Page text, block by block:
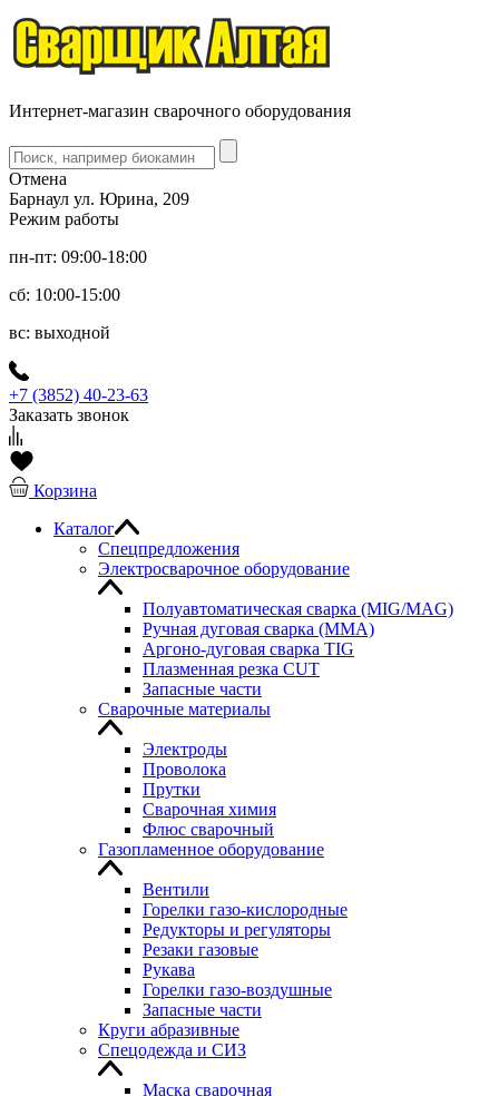
Интернет-магазин сварочного оборудования
Отмена
Барнаул ул. Юрина, 209
Режим работы
пн-пт: 09:00-18:00
сб: 10:00-15:00
вс: выходной
+7 (3852) 40-23-63
Заказать звонок
Корзина
Каталог
Спецпредложения
Электросварочное оборудование
Полуавтоматическая сварка (MIG/MAG)
Ручная дуговая сварка (MMA)
Аргоно-дуговая сварка TIG
Плазменная резка CUT
Запасные части
Сварочные материалы
Электроды
Проволока
Прутки
Сварочная химия
Флюс сварочный
Газопламенное оборудование
Вентили
Горелки газо-кислородные
Редукторы и регуляторы
Резаки газовые
Рукава
Горелки газо-воздушные
Запасные части
Круги абразивные
Спецодежда и СИЗ
Маска сварочная